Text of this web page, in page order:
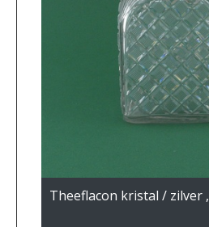
Theeflacon kristal / zilver